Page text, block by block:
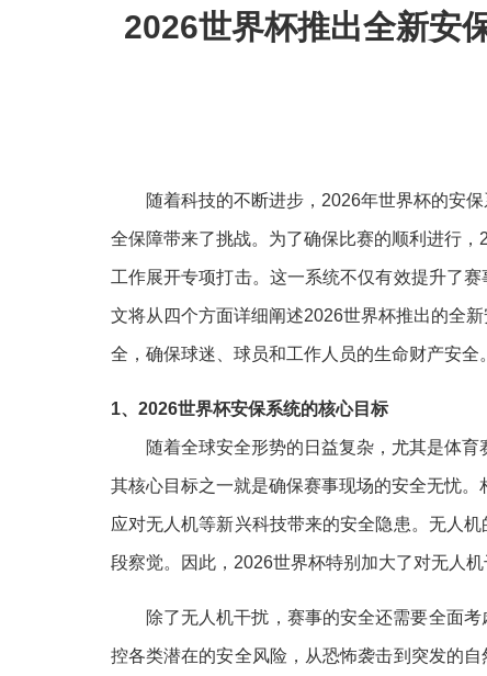
2026世界杯推出全新安
随着科技的不断进步，2026年世界杯的安
全保障带来了挑战。为了确保比赛的顺利进行
工作展开专项打击。这一系统不仅有效提升了
文将从四个方面详细阐述2026世界杯推出的全
全，确保球迷、球员和工作人员的生命财产安全。
1、2026世界杯安保系统的核心目标
随着全球安全形势的日益复杂，尤其是体
其核心目标之一就是确保赛事现场的安全无忧
应对无人机等新兴科技带来的安全隐患。无人
段察觉。因此，2026世界杯特别加大了对无人
除了无人机干扰，赛事的安全还需要全面
控各类潜在的安全风险，从恐怖袭击到突发的